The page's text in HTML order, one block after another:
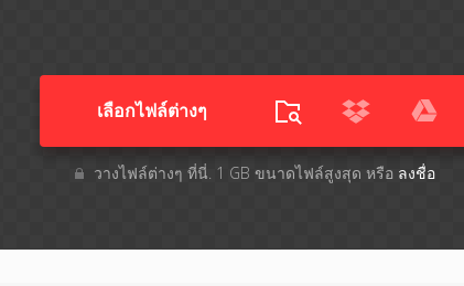
เลือกไฟล์ต่างๆ​
วางไฟล์ต่างๆ​ ที่นี่. 1 GB ขนาดไฟล์สูงสุด หรือ ลงชื่อ